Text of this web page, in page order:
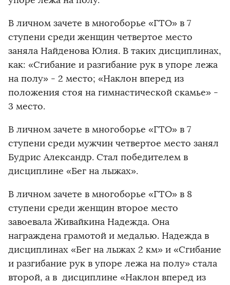
В личном зачете в многоборье «ГТО» в 7
ступени среди женщин четвертое место
заняла Найденова Юлия. В таких дисциплинах,
как: «Сгибание и разгибание рук в упоре лежа
на полу» - 2 место; «Наклон вперед из
положения стоя на гимнастической скамье» -
3 место.
В личном зачете в многоборье «ГТО» в 7
ступени среди мужчин четвертое место занял
Будрис Александр. Стал победителем в
дисциплине «Бег на лыжах».
В личном зачете в многоборье «ГТО» в 8
ступени среди женщин второе место
завоевала Живайкина Надежда. Она
награждена грамотой и медалью. Надежда в
дисциплинах «Бег на лыжах 2 км» и «Сгибание
и разгибание рук в упоре лежа на полу» стала
второй, а в дисциплине «Наклон вперед из